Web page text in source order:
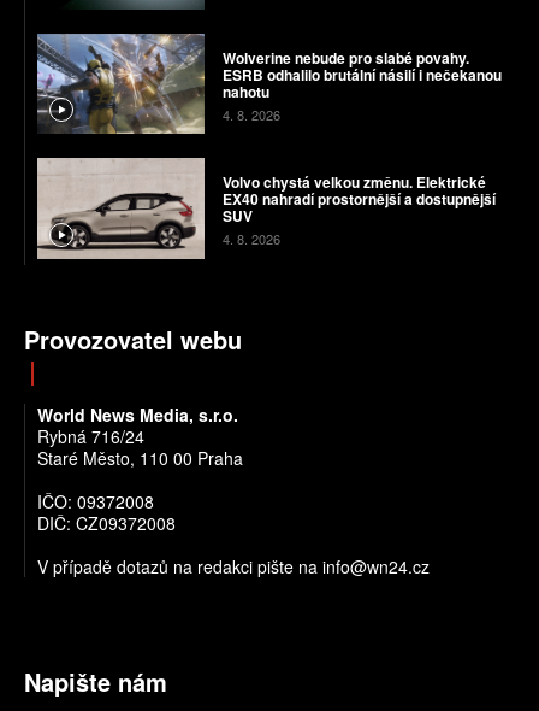
Wolverine nebude pro slabé povahy.
ESRB odhalilo brutální násilí i nečekanou
nahotu
4. 8. 2026
Volvo chystá velkou změnu. Elektrické
EX40 nahradí prostornější a dostupnější
SUV
4. 8. 2026
Provozovatel webu
World News Media, s.r.o.
Rybná 716/24
Staré Město, 110 00 Praha
IČO: 09372008
DIČ: CZ09372008
V případě dotazů na redakci pište na info@wn24.cz
Napište nám